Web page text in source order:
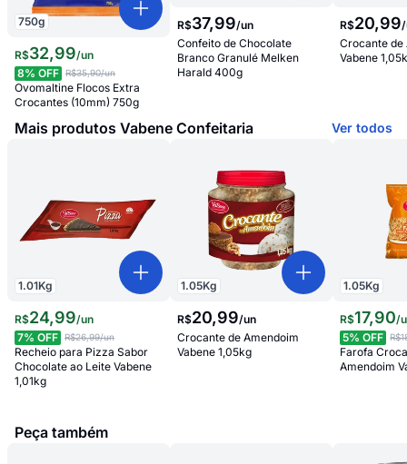
750g
R$32,99/un
8% OFF R$35,90/un
Ovomaltine Flocos Extra
Crocantes (10mm) 750g
R$37,99/un
Confeito de Chocolate
Branco Granulé Melken
Harald 400g
R$20,99/
Crocante de
Vabene
Mais produtos Vabene Confeitaria Ver todos
1.01Kg
R$24,99/un
7% OFF R$26,99/un
Recheio para Pizza Sabor
Chocolate ao Leite Vabene
1,01kg
1.05Kg
R$20,99/un
Crocante de Amendoim
Vabene 1,05kg
1.05Kg
R$17,90/
5% OFF
Farofa
Amendoim
Peça também